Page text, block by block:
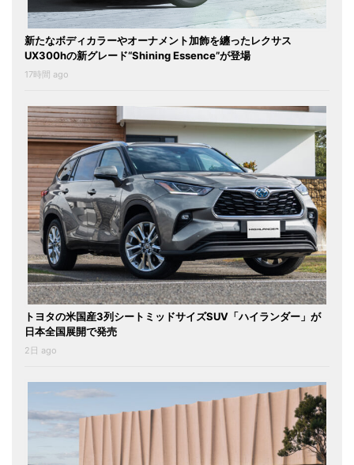
新たなボディカラーやオーナメント加飾を纏ったレクサス
UX300hの新グレード“Shining Essence”が登場
17時間 ago
トヨタの米国産3列シートミッドサイズSUV「ハイランダー」が
日本全国展開で発売
2日 ago